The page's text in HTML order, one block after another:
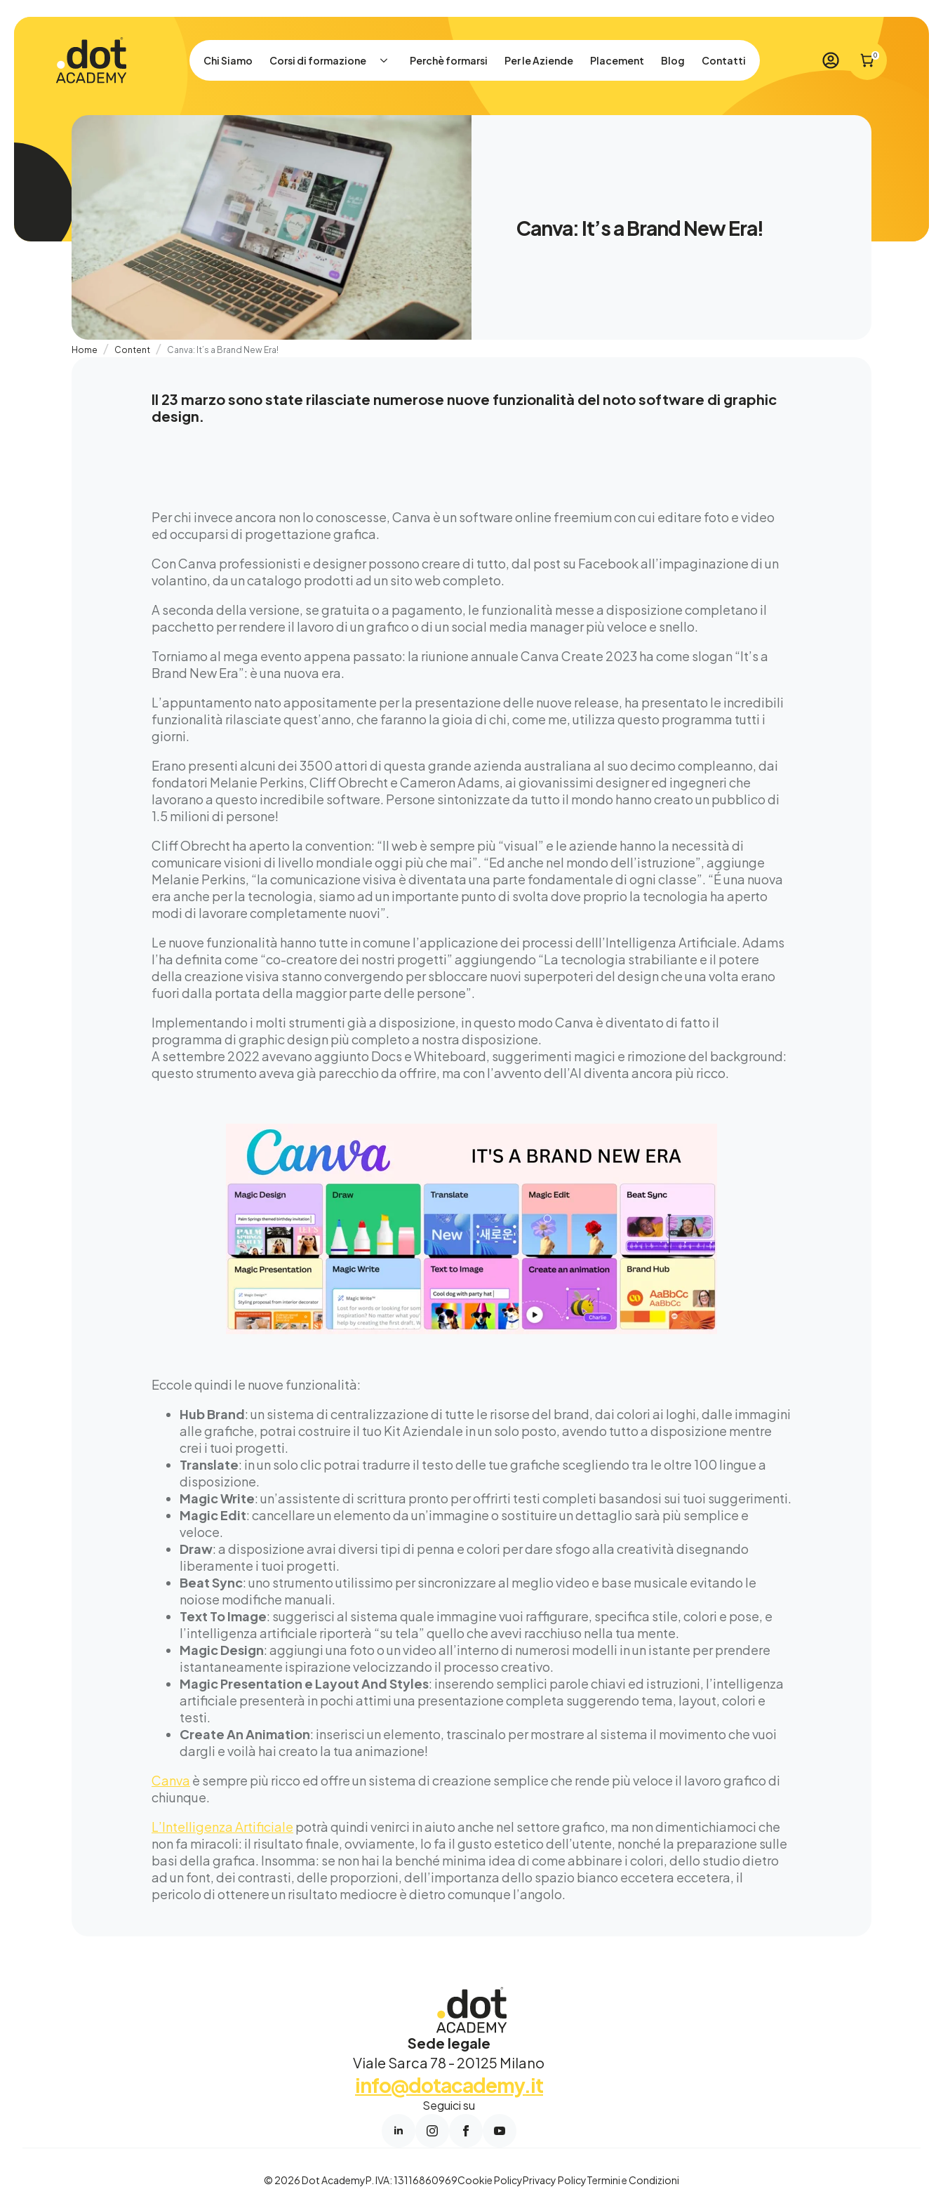
Chi Siamo Corsi di formazione Perchè formarsi Per le Aziende Placement Blog Contatti 0
Canva: It’s a Brand New Era!
Home Content Canva: It’s a Brand New Era!
Il 23 marzo sono state rilasciate numerose nuove funzionalità del noto software di graphic
design.
Per chi invece ancora non lo conoscesse, Canva è un software online freemium con cui editare foto e video
ed occuparsi di progettazione grafica.
Con Canva professionisti e designer possono creare di tutto, dal post su Facebook all’impaginazione di un
volantino, da un catalogo prodotti ad un sito web completo.
A seconda della versione, se gratuita o a pagamento, le funzionalità messe a disposizione completano il
pacchetto per rendere il lavoro di un grafico o di un social media manager più veloce e snello.
Torniamo al mega evento appena passato: la riunione annuale Canva Create 2023 ha come slogan “It’s a
Brand New Era”: è una nuova era.
L’appuntamento nato appositamente per la presentazione delle nuove release, ha presentato le incredibili
funzionalità rilasciate quest’anno, che faranno la gioia di chi, come me, utilizza questo programma tutti i
giorni.
Erano presenti alcuni dei 3500 attori di questa grande azienda australiana al suo decimo compleanno, dai
fondatori Melanie Perkins, Cliff Obrecht e Cameron Adams, ai giovanissimi designer ed ingegneri che
lavorano a questo incredibile software. Persone sintonizzate da tutto il mondo hanno creato un pubblico di
1.5 milioni di persone!
Cliff Obrecht ha aperto la convention: “Il web è sempre più “visual” e le aziende hanno la necessità di
comunicare visioni di livello mondiale oggi più che mai”. “Ed anche nel mondo dell’istruzione”, aggiunge
Melanie Perkins, “la comunicazione visiva è diventata una parte fondamentale di ogni classe”. “É una nuova
era anche per la tecnologia, siamo ad un importante punto di svolta dove proprio la tecnologia ha aperto
modi di lavorare completamente nuovi”.
Le nuove funzionalità hanno tutte in comune l’applicazione dei processi delll’Intelligenza Artificiale. Adams
l’ha definita come “co-creatore dei nostri progetti” aggiungendo “La tecnologia strabiliante e il potere
della creazione visiva stanno convergendo per sbloccare nuovi superpoteri del design che una volta erano
fuori dalla portata della maggior parte delle persone”.
Implementando i molti strumenti già a disposizione, in questo modo Canva è diventato di fatto il
programma di graphic design più completo a nostra disposizione.
A settembre 2022 avevano aggiunto Docs e Whiteboard, suggerimenti magici e rimozione del background:
questo strumento aveva già parecchio da offrire, ma con l’avvento dell’AI diventa ancora più ricco.
Eccole quindi le nuove funzionalità:
Hub Brand: un sistema di centralizzazione di tutte le risorse del brand, dai colori ai loghi, dalle immagini
alle grafiche, potrai costruire il tuo Kit Aziendale in un solo posto, avendo tutto a disposizione mentre
crei i tuoi progetti.
Translate: in un solo clic potrai tradurre il testo delle tue grafiche scegliendo tra le oltre 100 lingue a
disposizione.
Magic Write: un’assistente di scrittura pronto per offrirti testi completi basandosi sui tuoi suggerimenti.
Magic Edit: cancellare un elemento da un’immagine o sostituire un dettaglio sarà più semplice e
veloce.
Draw: a disposizione avrai diversi tipi di penna e colori per dare sfogo alla creatività disegnando
liberamente i tuoi progetti.
Beat Sync: uno strumento utilissimo per sincronizzare al meglio video e base musicale evitando le
noiose modifiche manuali.
Text To Image: suggerisci al sistema quale immagine vuoi raffigurare, specifica stile, colori e pose, e
l’intelligenza artificiale riporterà “su tela” quello che avevi racchiuso nella tua mente.
Magic Design: aggiungi una foto o un video all’interno di numerosi modelli in un istante per prendere
istantaneamente ispirazione velocizzando il processo creativo.
Magic Presentation e Layout And Styles: inserendo semplici parole chiavi ed istruzioni, l’intelligenza
artificiale presenterà in pochi attimi una presentazione completa suggerendo tema, layout, colori e
testi.
Create An Animation: inserisci un elemento, trascinalo per mostrare al sistema il movimento che vuoi
dargli e voilà hai creato la tua animazione!
Canva è sempre più ricco ed offre un sistema di creazione semplice che rende più veloce il lavoro grafico di
chiunque.
L’Intelligenza Artificiale potrà quindi venirci in aiuto anche nel settore grafico, ma non dimentichiamoci che
non fa miracoli: il risultato finale, ovviamente, lo fa il gusto estetico dell’utente, nonché la preparazione sulle
basi della grafica. Insomma: se non hai la benché minima idea di come abbinare i colori, dello studio dietro
ad un font, dei contrasti, delle proporzioni, dell’importanza dello spazio bianco eccetera eccetera, il
pericolo di ottenere un risultato mediocre è dietro comunque l’angolo.
Sede legale
Viale Sarca 78 - 20125 Milano
info@dotacademy.it
Seguici su
© 2026 Dot AcademyP. IVA: 13116860969Cookie PolicyPrivacy PolicyTermini e Condizioni